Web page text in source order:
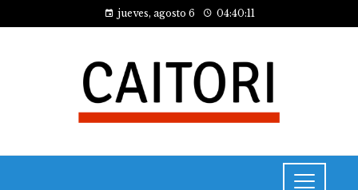
jueves, agosto 6 04:40:12